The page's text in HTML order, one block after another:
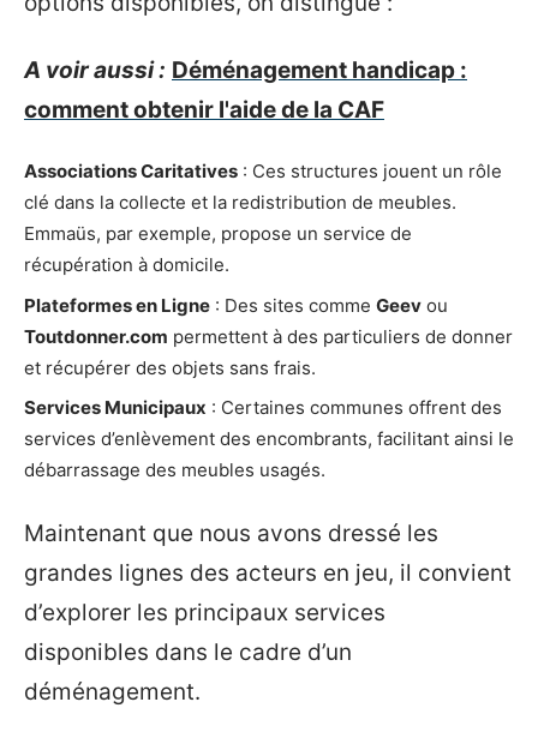
A voir aussi : Déménagement handicap :
comment obtenir l'aide de la CAF
Associations Caritatives : Ces structures jouent un rôle
clé dans la collecte et la redistribution de meubles.
Emmaüs, par exemple, propose un service de
récupération à domicile.
Plateformes en Ligne : Des sites comme Geev ou
Toutdonner.com permettent à des particuliers de donner
et récupérer des objets sans frais.
Services Municipaux : Certaines communes offrent des
services d’enlèvement des encombrants, facilitant ainsi le
débarrassage des meubles usagés.
Maintenant que nous avons dressé les
grandes lignes des acteurs en jeu, il convient
d’explorer les principaux services
disponibles dans le cadre d’un
déménagement.